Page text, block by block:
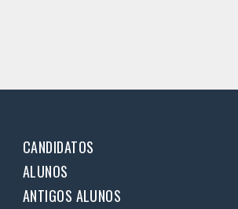
CANDIDATOS
ALUNOS
ANTIGOS ALUNOS